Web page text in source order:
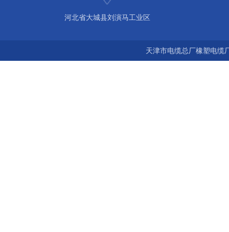
河北省大城县刘演马工业区
天津市电缆总厂橡塑电